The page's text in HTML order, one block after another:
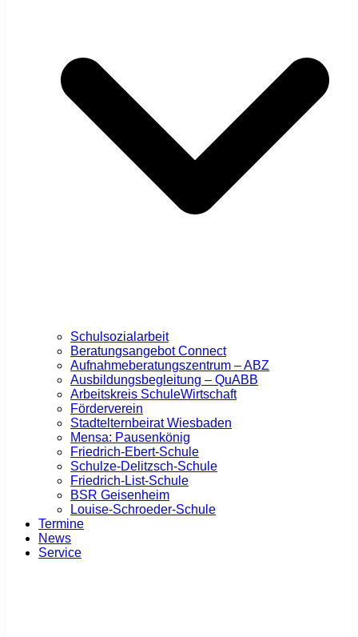
Schulsozialarbeit
Beratungsangebot Connect
Aufnahmeberatungszentrum – ABZ
Ausbildungsbegleitung – QuABB
Arbeitskreis SchuleWirtschaft
Förderverein
Stadtelternbeirat Wiesbaden
Mensa: Pausenkönig
Friedrich-Ebert-Schule
Schulze-Delitzsch-Schule
Friedrich-List-Schule
BSR Geisenheim
Louise-Schroeder-Schule
Termine
News
Service